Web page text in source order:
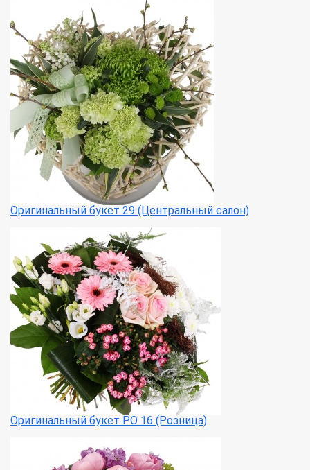
Оригинальный букет 29 (Центральный салон)
Оригинальный букет РО 16 (Розница)